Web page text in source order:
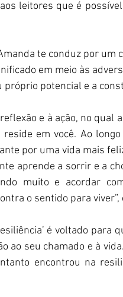
leitores que é
te conduz por um
em meio às
potencial e a
e à ação, no
em você. Ao
por uma vida mais
aprende a sorrir e a
muito e acordar
o sentido para
é voltado para
ao seu chamado e à
encontrou na